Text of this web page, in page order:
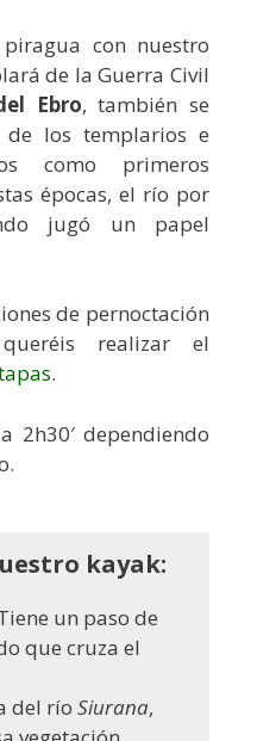
con nuestro
de la Guerra Civil
Ebro, también se
los templarios e
como primeros
épocas, el río por
jugó un papel
de pernoctación
realizar el
.
2h30′ dependiendo
kayak:
un paso de
que cruza el
del río Siurana,